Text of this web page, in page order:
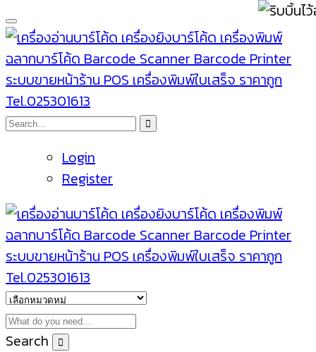
Login
Register
Search